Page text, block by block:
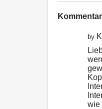
by
wie